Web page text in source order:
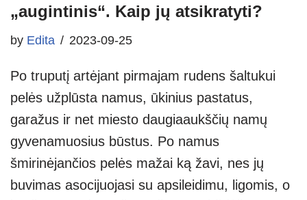
„augintinis“. Kaip jų atsikratyti?
by Edita 2023-09-25
Po truputį artėjant pirmajam rudens šaltukui
pelės užplūsta namus, ūkinius pastatus,
garažus ir net miesto daugiaaukščių namų
gyvenamuosius būstus. Po namus
šmirinėjančios pelės mažai ką žavi, nes jų
buvimas asocijuojasi su apsileidimu, ligomis, o